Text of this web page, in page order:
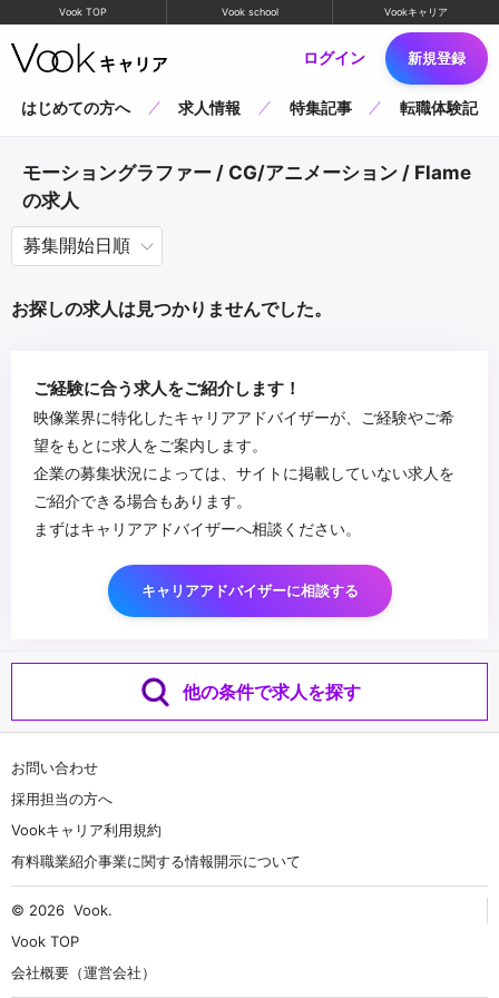
Vook TOP Vook school Vookキャリア
ログイン 新規登録
はじめての方へ 求人情報 特集記事 転職体験記
モーショングラファー / CG/アニメーション / Flame
の求人
お探しの求人は見つかりませんでした。
ご経験に合う求人をご紹介します！
映像業界に特化したキャリアアドバイザーが、ご経験やご希
望をもとに求人をご案内します。
企業の募集状況によっては、サイトに掲載していない求人を
ご紹介できる場合もあります。
まずはキャリアアドバイザーへ相談ください。
キャリアアドバイザーに相談する
他の条件で求人を探す
お問い合わせ
採用担当の方へ
Vookキャリア利用規約
有料職業紹介事業に関する情報開示について
© 2026 Vook.
Vook TOP
会社概要（運営会社）